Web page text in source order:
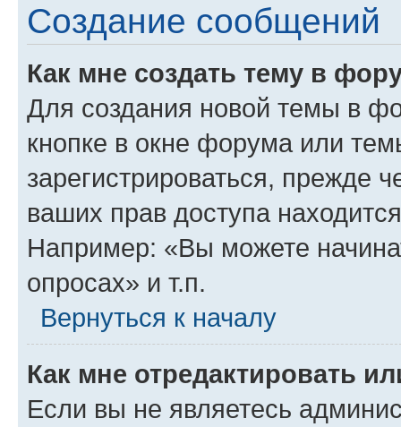
Создание сообщений
Как мне создать тему в
Для создания новой темы в
кнопке в окне форума или
зарегистрироваться, прежде
ваших прав доступа
Например: «Вы можете
опросах» и т.п.
Вернуться к началу
Как мне отредактировать
Если вы не являетесь